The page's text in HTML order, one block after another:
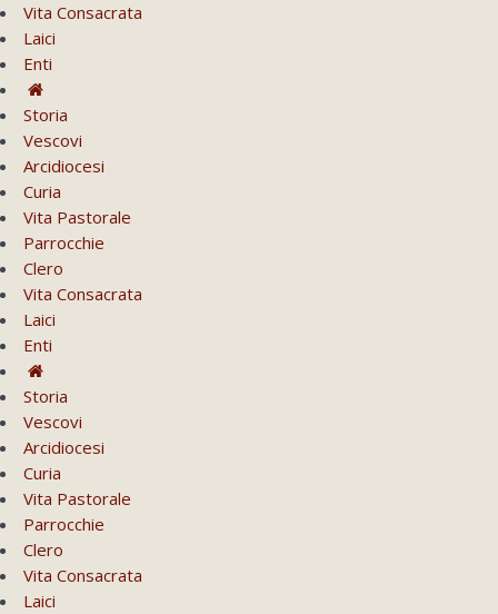
Vita Consacrata
Laici
Enti
Storia
Vescovi
Arcidiocesi
Curia
Vita Pastorale
Parrocchie
Clero
Vita Consacrata
Laici
Enti
Storia
Vescovi
Arcidiocesi
Curia
Vita Pastorale
Parrocchie
Clero
Vita Consacrata
Laici